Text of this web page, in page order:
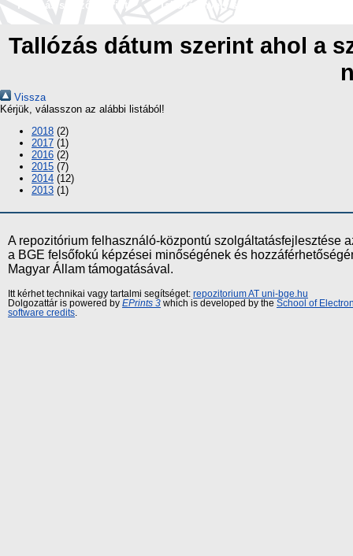
Tallózás szerző szerint
Tallózás nyelv szerint
Tallózás dátum szerint ahol a
Vissza
Kérjük, válasszon az alábbi listából!
2018 (2)
2017 (1)
2016 (2)
2015 (7)
2014 (12)
2013 (1)
A repozitórium felhasználó-központú szolgáltatásfejlesztése
a BGE felsőfokú képzései minőségének és
Magyar Állam támogatásával.
Itt kérhet technikai vagy tartalmi segítséget: repozitorium AT uni-bge.hu
Dolgozattár is powered by EPrints 3 which is developed by the School of
software credits